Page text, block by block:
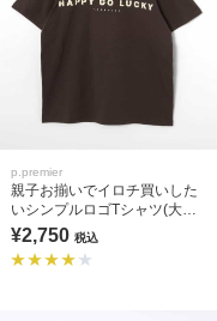
p.premier
親子お揃いでイロチ買いした
いシンプルロゴTシャツ(大人)
全9色 リンク
¥2,750 税込